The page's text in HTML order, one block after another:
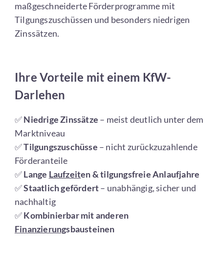
maßgeschneiderte Förderprogramme mit
Tilgungszuschüssen und besonders niedrigen
Zinssätzen.
Ihre Vorteile mit einem KfW-
Darlehen
✅Niedrige Zinssätze – meist deutlich unter dem
Marktniveau
✅Tilgungszuschüsse – nicht zurückzuzahlende
Förderanteile
✅Lange Laufzeiten & tilgungsfreie Anlaufjahre
✅Staatlich gefördert– unabhängig, sicher und
nachhaltig
✅Kombinierbar mit anderen
Finanzierungsbausteinen